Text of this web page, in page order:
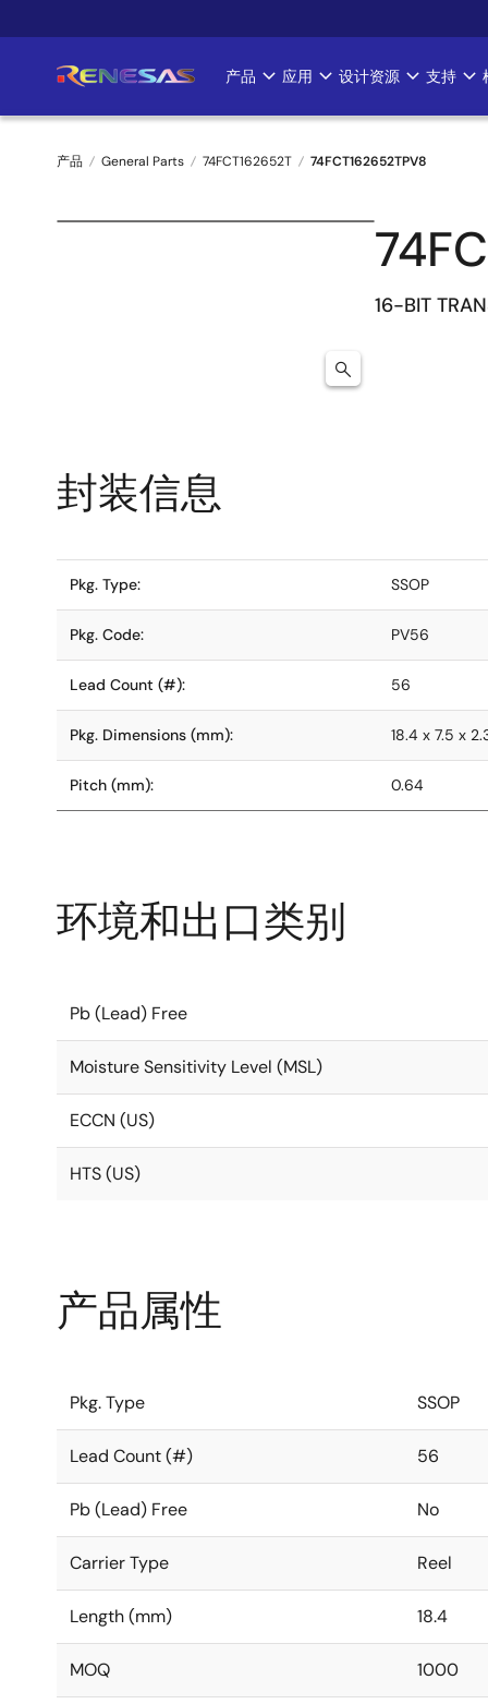
转
要
Main
navigation
产品 应用 设计资源 支持
面
产品 General Parts 74FCT162652T 74FCT162652TPV8
16-BIT
封装信息
Pkg. Type: SSOP
Pkg. Code: PV56
Lead Count (#): 56
Pkg. Dimensions (mm): 18.4 x 7.5 x
Pitch (mm): 0.64
环境和出口类别
Pb (Lead) Free
Moisture Sensitivity Level (MSL)
ECCN (US)
HTS (US)
产品属性
Pkg. Type SSOP
Lead Count (#) 56
Pb (Lead) Free No
Carrier Type Reel
Length (mm) 18.4
MOQ 1000